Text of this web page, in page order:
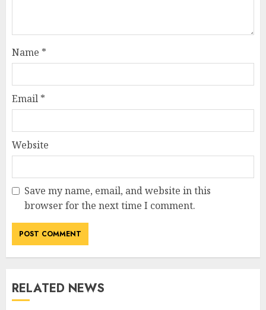
Name *
Email *
Website
Save my name, email, and website in this
browser for the next time I comment.
RELATED NEWS